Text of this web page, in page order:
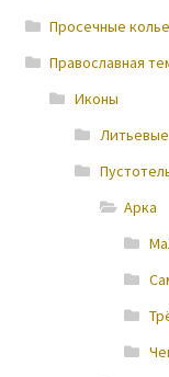
Прайс-лист
Контакты
Просечные
Православная
Иконы
Литьевые
Арка